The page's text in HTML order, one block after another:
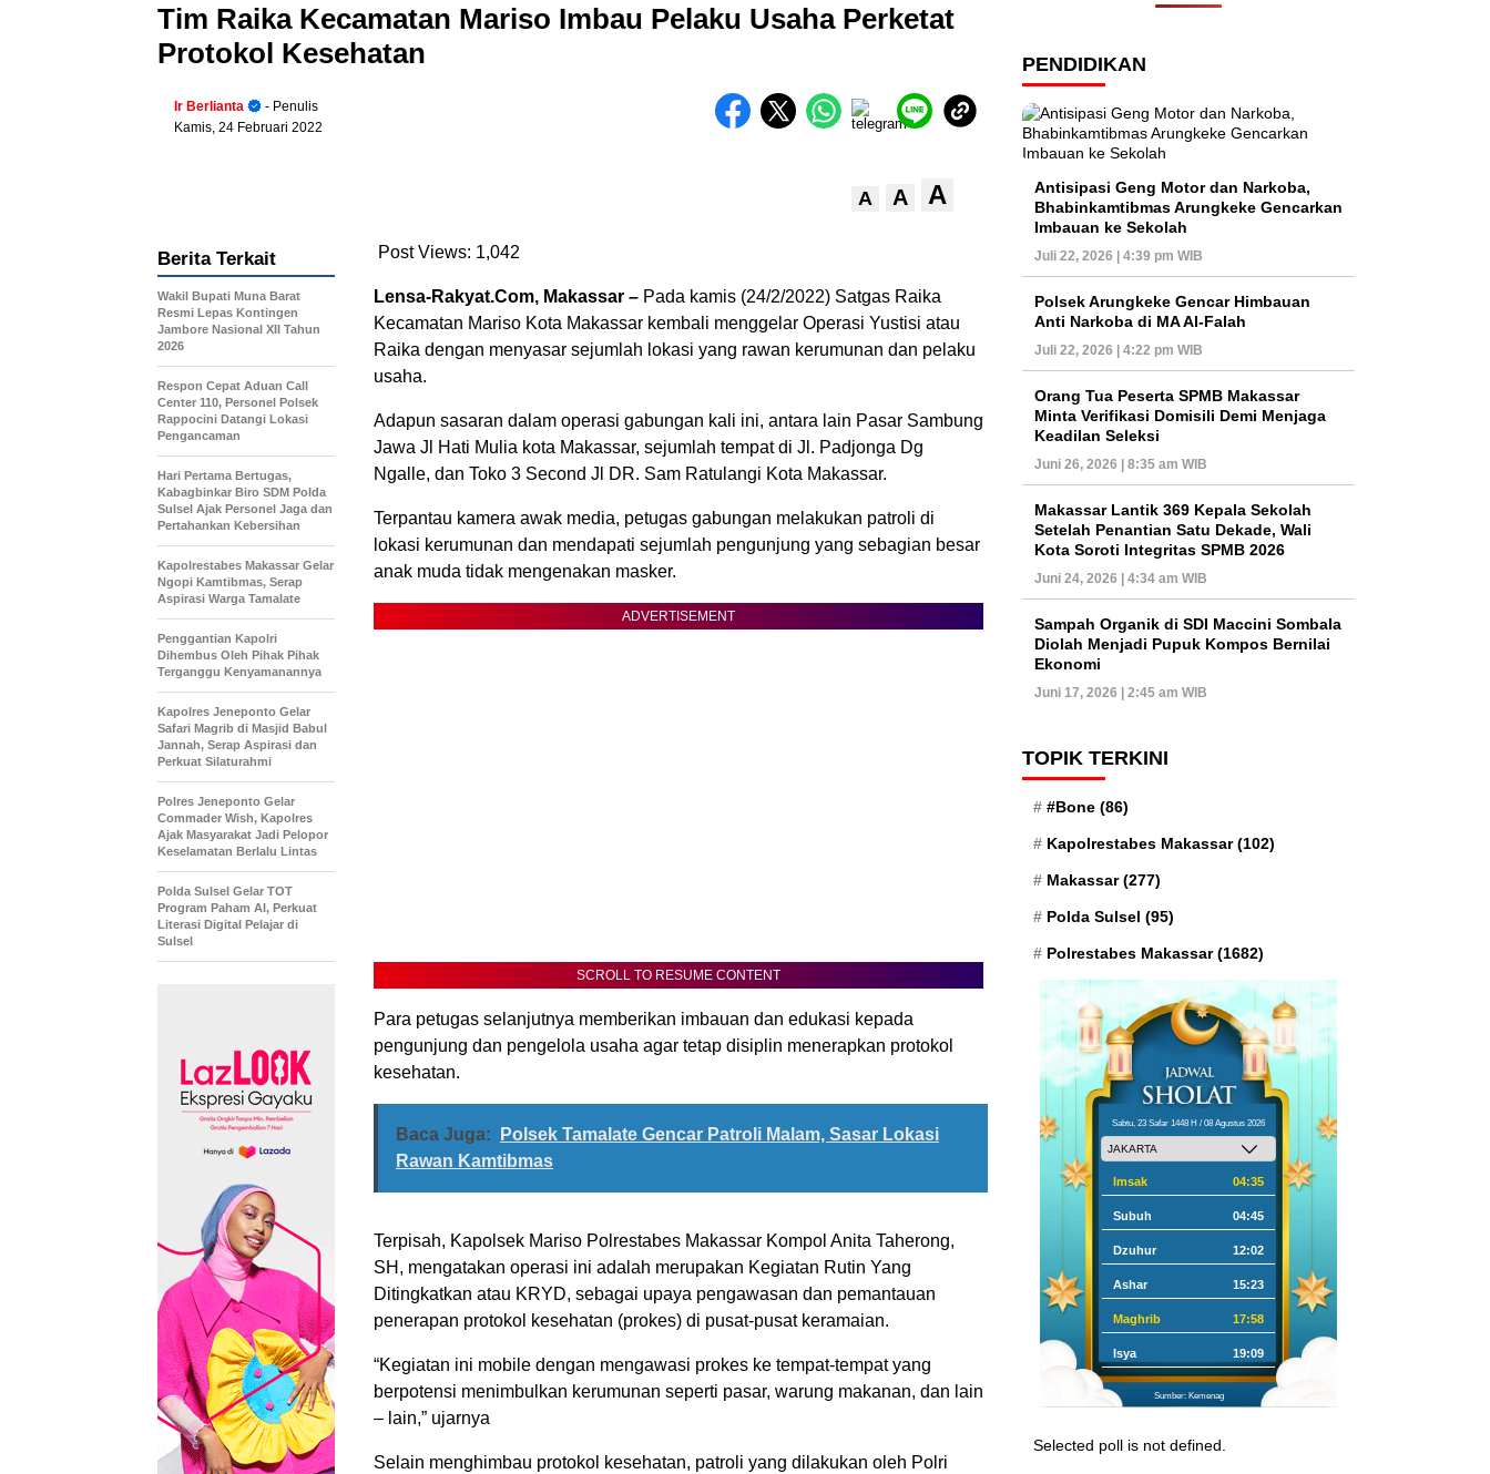
Tim Raika Kecamatan Mariso Imbau Pelaku Usaha Perketat
Protokol Kesehatan
Ir Berlianta
- Penulis
Kamis, 24 Februari 2022
A A A
Post Views: 1,042
Lensa-Rakyat.Com, Makassar – Pada kamis (24/2/2022) Satgas Raika
Kecamatan Mariso Kota Makassar kembali menggelar Operasi Yustisi atau
Raika dengan menyasar sejumlah lokasi yang rawan kerumunan dan pelaku
usaha.
Adapun sasaran dalam operasi gabungan kali ini, antara lain Pasar Sambung
Jawa Jl Hati Mulia kota Makassar, sejumlah tempat di Jl. Padjonga Dg
Ngalle, dan Toko 3 Second Jl DR. Sam Ratulangi Kota Makassar.
Terpantau kamera awak media, petugas gabungan melakukan patroli di
lokasi kerumunan dan mendapati sejumlah pengunjung yang sebagian besar
anak muda tidak mengenakan masker.
ADVERTISEMENT
SCROLL TO RESUME CONTENT
Para petugas selanjutnya memberikan imbauan dan edukasi kepada
pengunjung dan pengelola usaha agar tetap disiplin menerapkan protokol
kesehatan.
Baca Juga:
Polsek Tamalate Gencar Patroli Malam, Sasar Lokasi
Rawan Kamtibmas
Terpisah, Kapolsek Mariso Polrestabes Makassar Kompol Anita Taherong,
SH, mengatakan operasi ini adalah merupakan Kegiatan Rutin Yang
Ditingkatkan atau KRYD, sebagai upaya pengawasan dan pemantauan
penerapan protokol kesehatan (prokes) di pusat-pusat keramaian.
“Kegiatan ini mobile dengan mengawasi prokes ke tempat-tempat yang
berpotensi menimbulkan kerumunan seperti pasar, warung makanan, dan lain
– lain,” ujarnya
Selain menghimbau protokol kesehatan, patroli yang dilakukan oleh Polri
Berita Terkait
Wakil Bupati Muna Barat
Resmi Lepas Kontingen
Jambore Nasional XII Tahun
2026
Respon Cepat Aduan Call
Center 110, Personel Polsek
Rappocini Datangi Lokasi
Pengancaman
Hari Pertama Bertugas,
Kabagbinkar Biro SDM Polda
Sulsel Ajak Personel Jaga dan
Pertahankan Kebersihan
Kapolrestabes Makassar Gelar
Ngopi Kamtibmas, Serap
Aspirasi Warga Tamalate
Penggantian Kapolri
Dihembus Oleh Pihak Pihak
Terganggu Kenyamanannya
Kapolres Jeneponto Gelar
Safari Magrib di Masjid Babul
Jannah, Serap Aspirasi dan
Perkuat Silaturahmi
Polres Jeneponto Gelar
Commader Wish, Kapolres
Ajak Masyarakat Jadi Pelopor
Keselamatan Berlalu Lintas
Polda Sulsel Gelar TOT
Program Paham AI, Perkuat
Literasi Digital Pelajar di
Sulsel
PENDIDIKAN
Antisipasi Geng Motor dan Narkoba,
Bhabinkamtibmas Arungkeke Gencarkan
Imbauan ke Sekolah
Juli 22, 2026 | 4:39 pm WIB
Polsek Arungkeke Gencar Himbauan
Anti Narkoba di MA Al-Falah
Juli 22, 2026 | 4:22 pm WIB
Orang Tua Peserta SPMB Makassar
Minta Verifikasi Domisili Demi Menjaga
Keadilan Seleksi
Juni 26, 2026 | 8:35 am WIB
Makassar Lantik 369 Kepala Sekolah
Setelah Penantian Satu Dekade, Wali
Kota Soroti Integritas SPMB 2026
Juni 24, 2026 | 4:34 am WIB
Sampah Organik di SDI Maccini Sombala
Diolah Menjadi Pupuk Kompos Bernilai
Ekonomi
Juni 17, 2026 | 2:45 am WIB
TOPIK TERKINI
#Bone (86)
Kapolrestabes Makassar(102)
Makassar(277)
Polda Sulsel (95)
Polrestabes Makassar(1682)
Sabtu, 23 Safar 1448 H / 08 Agustus 2026
Imsak 04:35
Subuh 04:45
Dzuhur 12:02
Ashar 15:23
Maghrib 17:58
Isya 19:09
Sumber: Kemenag
Selected poll is not defined.